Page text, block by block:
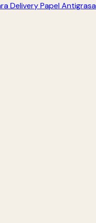
DeliveryPapel Antigrasa